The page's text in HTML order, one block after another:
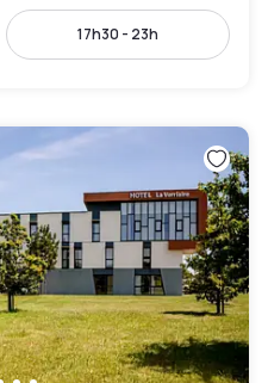
17h30 - 23h